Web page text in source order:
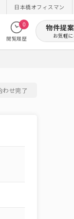
日本橋オフィスマン
閲覧履歴
0 物件提
お気軽
わせ完了